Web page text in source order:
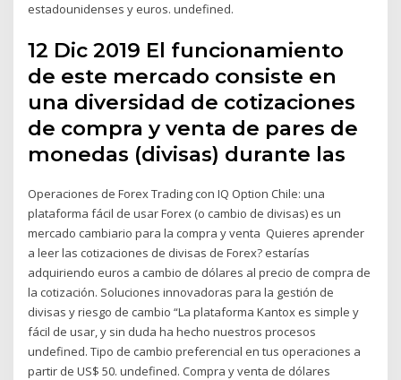
estadounidenses y euros. undefined.
12 Dic 2019 El funcionamiento
de este mercado consiste en
una diversidad de cotizaciones
de compra y venta de pares de
monedas (divisas) durante las
Operaciones de Forex Trading con IQ Option Chile: una
plataforma fácil de usar Forex (o cambio de divisas) es un
mercado cambiario para la compra y venta Quieres aprender
a leer las cotizaciones de divisas de Forex? estarías
adquiriendo euros a cambio de dólares al precio de compra de
la cotización. Soluciones innovadoras para la gestión de
divisas y riesgo de cambio “La plataforma Kantox es simple y
fácil de usar, y sin duda ha hecho nuestros procesos
undefined. Tipo de cambio preferencial en tus operaciones a
partir de US$ 50. undefined. Compra y venta de dólares